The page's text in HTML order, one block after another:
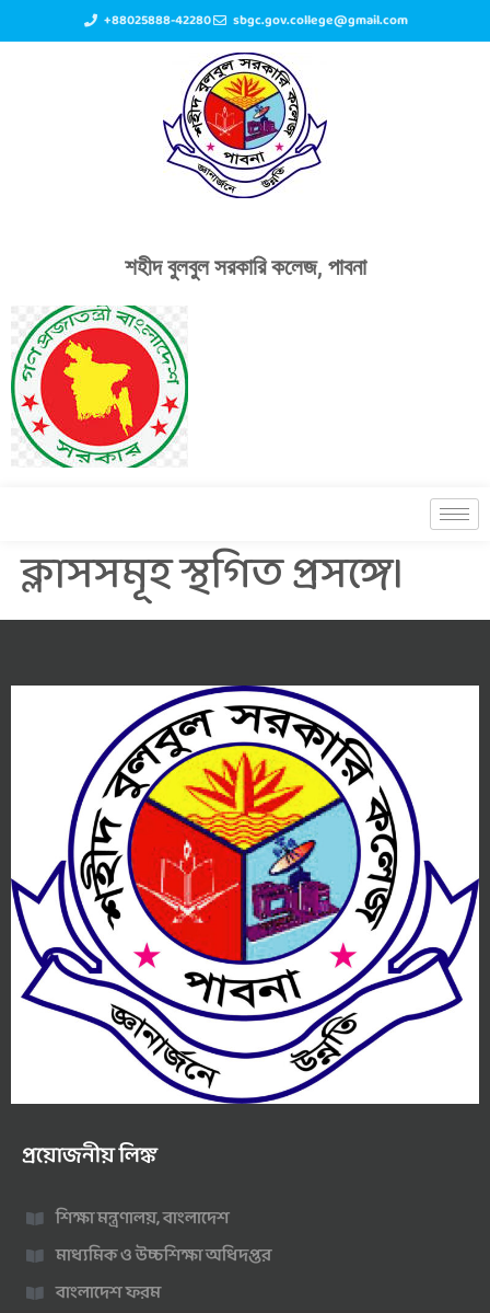
+88025888-42280 sbgc.gov.college@gmail.com
শহীদ বুলবুল সরকারি কলেজ, পাবনা
ক্লাসসমূহ স্থগিত প্রসঙ্গে।
প্রয়োজনীয় লিঙ্ক
শিক্ষা মন্ত্রণালয়, বাংলাদেশ
মাধ্যমিক ও উচ্চশিক্ষা অধিদপ্তর
বাংলাদেশ ফরম